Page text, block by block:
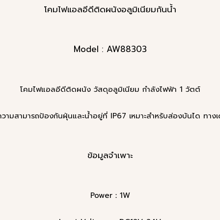
โคมไฟแอลอีดีติดผนังอลูมิเนียมกันน้ำ
Model : AW88303
โคมไฟแอลอีดีติดผนัง วัสดุอลูมิเนียม กำลังไฟฟ้า 1 วัตต์
ามสามารถป้องกันฝุ่นและน้ำอยู่ที่ IP67 เหมาะสำหรับส่องบันได ทาง
ข้อมูลจำเพาะ
Power：1W